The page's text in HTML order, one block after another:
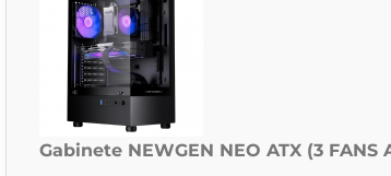
Gabinete NEWGEN NEO ATX (3 FANS